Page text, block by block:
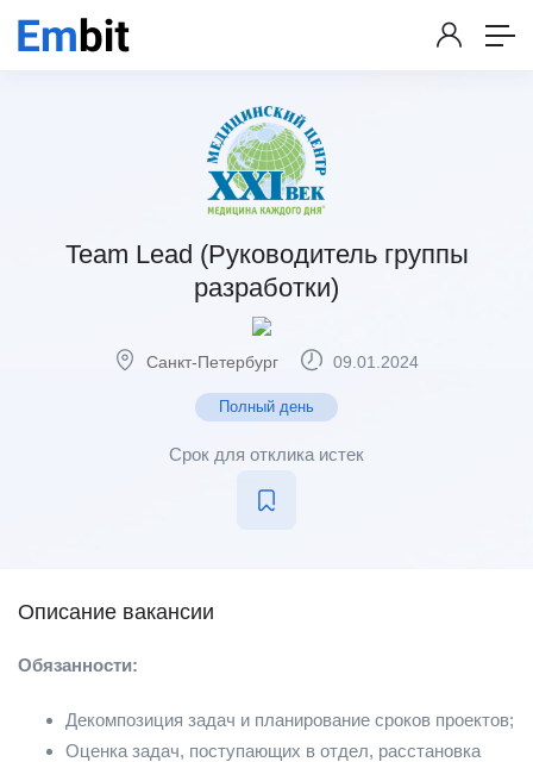
Team Lead (Руководитель группы
разработки)
Санкт-Петербург 09.01.2024
Полный день
Срок для отклика истек
Описание вакансии
Обязанности:
Декомпозиция задач и планирование сроков проектов;
Оценка задач, поступающих в отдел, расстановка